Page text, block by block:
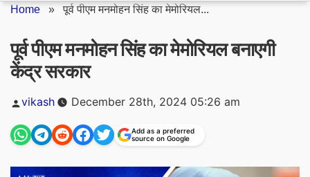
Home »पूर्व पीएम मनमोहन सिंह का मेमोरियल...
पूर्व पीएम मनमोहन सिंह का मेमोरियल बनाएगी
केंद्र सरकार
Posted
vikash December 28th, 2024 05:26 am
Add as a preferred
source on Google